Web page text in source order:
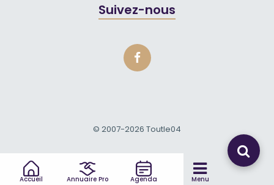
Accueil Annuaire Pro Agenda Menu
Suivez-nous
© 2007-2026 Toutle04